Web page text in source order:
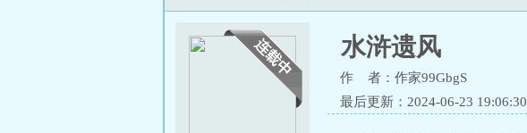
水浒遗风
作 者：作家99GbgS
最后更新：2024-06-23 19:06:30